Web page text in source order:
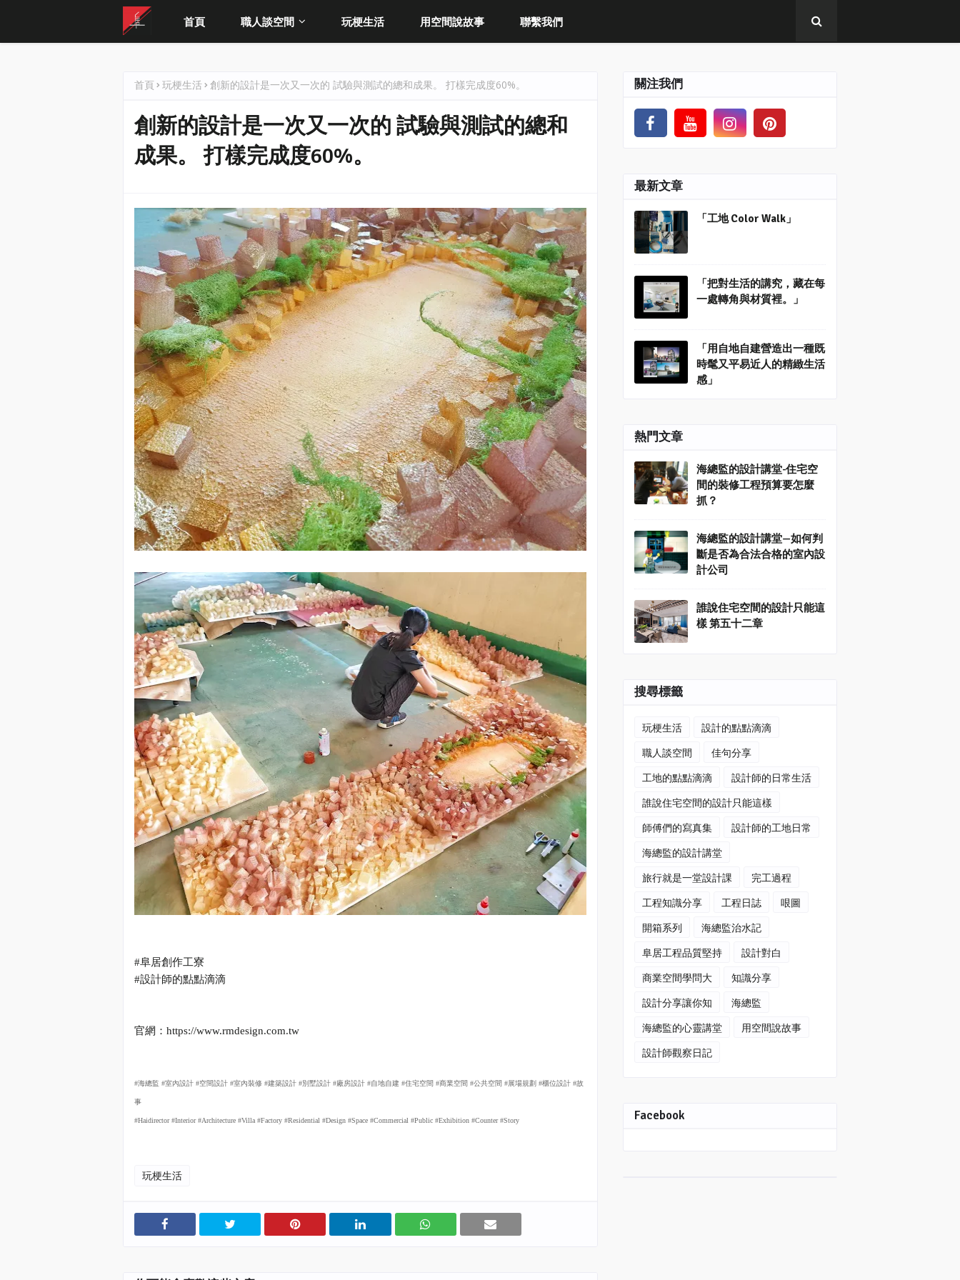
首頁 職人談空間 玩梗生活 用空間說故事 聯繫我們
首頁 玩梗生活 創新的設計是一次又一次的 試驗與測試的總和成果。 打樣完成度60%。
創新的設計是一次又一次的 試驗與測試的總和
成果。 打樣完成度60%。
#阜居創作工寮
#設計師的點點滴滴
官網： https://www.rmdesign.com.tw
#海總監 #室內設計 #空間設計 #室內裝修 #建築設計 #別墅設計 #廠房設計 #自地自建 #住宅空間 #商業空間 #公共空間 #展場規劃 #櫃位設計 #故
事
#Haidirector #Interior #Architecture #Villa #Factory #Residential #Design #Space #Commercial #Public #Exhibition #Counter #Story
玩梗生活
關注我們
最新文章
「工地 Color Walk」
「把對生活的講究，藏在每
一處轉角與材質裡。」
「用自地自建營造出一種既
時髦又平易近人的精緻生活
感」
熱門文章
海總監的設計講堂-住宅空
間的裝修工程預算要怎麼
抓？
海總監的設計講堂—如何判
斷是否為合法合格的室內設
計公司
誰說住宅空間的設計只能這
樣 第五十二章
搜尋標籤
玩梗生活
設計的點點滴滴
職人談空間
佳句分享
工地的點點滴滴
設計師的日常生活
誰說住宅空間的設計只能這樣
師傅們的寫真集
設計師的工地日常
海總監的設計講堂
旅行就是一堂設計課
完工過程
工程知識分享
工程日誌
哏圖
開箱系列
海總監治水記
阜居工程品質堅持
設計對白
商業空間學問大
知識分享
設計分享讓你知
海總監
海總監的心靈講堂
用空間說故事
設計師觀察日記
Facebook